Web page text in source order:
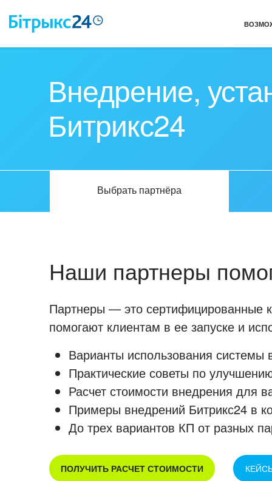
Внедрение,
Битрикс24
Выбрать партнёра
Наши партнеры
Партнеры — это сертифицированные
помогают клиентам в ее запуске и
Варианты использования системы
Практические советы по
Расчет стоимости внедрения для
Примеры внедрений Битрикс24 в
До трех вариантов КП от разных
ПОЛУЧИТЬ РАСЧЕТ СТОИМОСТИ